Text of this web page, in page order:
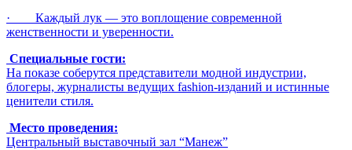
· Каждый лук — это воплощение современной
женственности и уверенности.
Специальные гости:
На показе соберутся представители модной индустрии,
блогеры, журналисты ведущих fashion-изданий и истинные
ценители стиля.
Место проведения:
Центральный выставочный зал “Манеж”